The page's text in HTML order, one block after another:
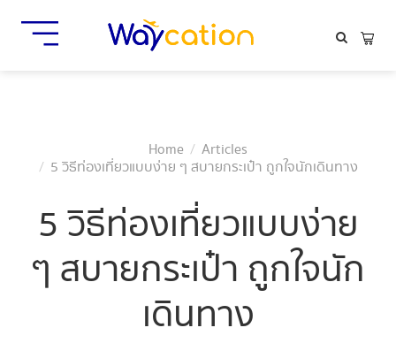
Home
Articles
5 วิธีท่องเที่ยวแบบง่าย ๆ สบายกระเป๋า ถูกใจนักเดินทาง
5 วิธีท่องเที่ยวแบบง่าย
ๆ สบายกระเป๋า ถูกใจนัก
เดินทาง